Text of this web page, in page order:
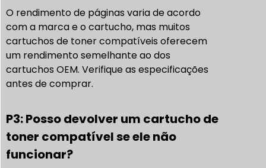
O rendimento de páginas varia de acordo
com a marca e o cartucho, mas muitos
cartuchos de toner compatíveis oferecem
um rendimento semelhante ao dos
cartuchos OEM. Verifique as especificações
antes de comprar.
P3: Posso devolver um cartucho de
toner compatível se ele não
funcionar?